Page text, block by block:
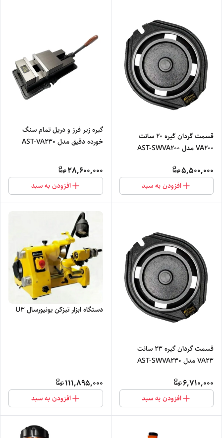
قسمت گردان گیره 20 سانت
VA200 مدل AST-SWVA200
5,500,000
افزودن به سبد
گیره زیر فرز و دریل تمام سنگ
خورده دقیق مدل AST-VA230
28,600,000
افزودن به سبد
قسمت گردان گیره 23 سانت
VA23 مدل AST-SWVA230
6,710,000
افزودن به سبد
دستگاه ابزار تیزکن یونیورسال U3
111,895,000
افزودن به سبد